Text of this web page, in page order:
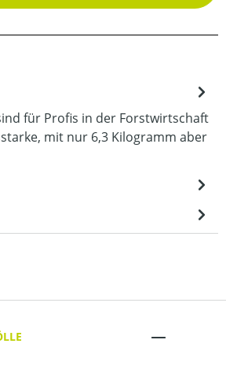
für Profis in der Forstwirtschaft
mit nur 6,3 Kilogramm aber